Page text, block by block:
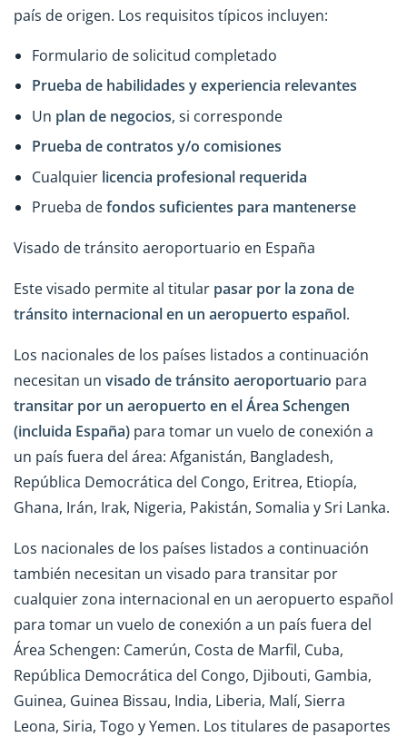
país de origen. Los requisitos típicos incluyen:
Formulario de solicitud completado
Prueba de habilidades y experiencia relevantes
Un plan de negocios, si corresponde
Prueba de contratos y/o comisiones
Cualquier licencia profesional requerida
Prueba defondos suficientes para mantenerse
Visado de tránsito aeroportuario en España
Este visado permite al titular pasar por la zona de
tránsito internacional en un aeropuerto español.
Los nacionales de los países listados a continuación
necesitan un visado de tránsito aeroportuario para
transitar por un aeropuerto en el Área Schengen
(incluida España) para tomar un vuelo de conexión a
un país fuera del área: Afganistán, Bangladesh,
República Democrática del Congo, Eritrea, Etiopía,
Ghana, Irán, Irak, Nigeria, Pakistán, Somalia y Sri Lanka.
Los nacionales de los países listados a continuación
también necesitan un visado para transitar por
cualquier zona internacional en un aeropuerto español
para tomar un vuelo de conexión a un país fuera del
Área Schengen: Camerún, Costa de Marfil, Cuba,
República Democrática del Congo, Djibouti, Gambia,
Guinea, Guinea Bissau, India, Liberia, Malí, Sierra
Leona, Siria, Togo y Yemen. Los titulares de pasaportes